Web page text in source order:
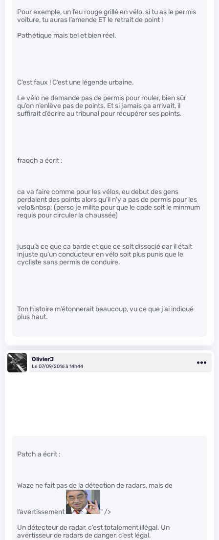
Pour exemple, un feu rouge grillé en vélo, si tu as le permis
voiture, tu auras l’amende ET le retrait de point !
Pathétique mais bel et bien réel.
C’est faux ! C’est une légende urbaine.
Le vélo ne demande pas de permis pour rouler, bien sûr
qu’on n’enlève pas de points. Et si jamais ça arrivait, il
suffirait d’écrire au tribunal pour récupérer ses points.
fraoch a écrit :
ca va faire comme pour les vélos, eu debut des gens
perdaient des points alors qu’il n’y a pas de permis pour les
velo&nbsp; (perso je milite pour que le code soit le minmum
requis pour circuler la chaussée)
jusqu’à ce que ca barde et que ce soit dissocié car il était
injuste qu’un conducteur en vélo soit plus punis que le
cycliste sans permis de conduire.
Ton histoire m’étonnerait beaucoup, vu ce que j’ai indiqué
plus haut.
OlivierJ
Le 07/09/2016 à 14h44
Patch a écrit :
Waze ne fait pas de la détection de radars, mais de
l’avertissement
" />
Un détecteur de radar, c’est totalement illégal. Un
avertisseur de radars de danger, c’est légal.